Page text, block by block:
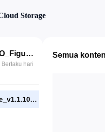
Storage
Teen_Titans_GO_Figure_v1.1.10_MOD.apk
hari
Teen_Titans_GO_Figure_v1.1.10_MOD.apk
Semua